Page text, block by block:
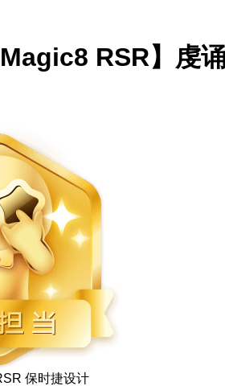
Magic8 RSR】虔
保时捷设计